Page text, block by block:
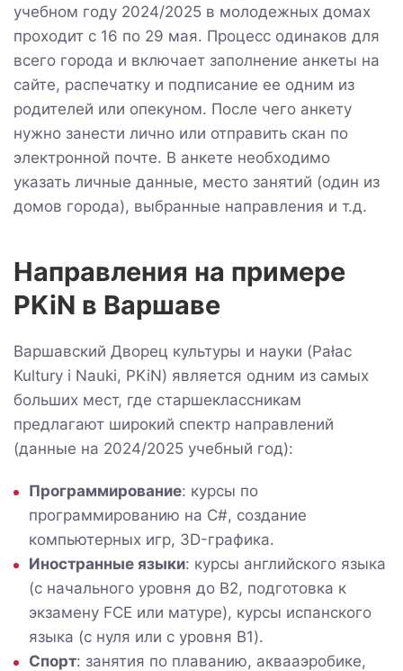
учебном году 2024/2025 в молодежных домах
проходит с 16 по 29 мая. Процесс одинаков для
всего города и включает заполнение анкеты на
сайте, распечатку и подписание ее одним из
родителей или опекуном. После чего анкету
нужно занести лично или отправить скан по
электронной почте. В анкете необходимо
указать личные данные, место занятий (один из
домов города), выбранные направления и т.д.
Направления на примере
PKiN в Варшаве
Варшавский Дворец культуры и науки (Pałac
Kultury i Nauki, PKiN) является одним из самых
больших мест, где старшеклассникам
предлагают широкий спектр направлений
(данные на 2024/2025 учебный год):
Программирование: курсы по
программированию на C#, создание
компьютерных игр, 3D-графика.
Иностранные языки: курсы английского языка
(с начального уровня до B2, подготовка к
экзамену FCE или матуре), курсы испанского
языка (с нуля или с уровня B1).
Спорт: занятия по плаванию, аквааэробике,